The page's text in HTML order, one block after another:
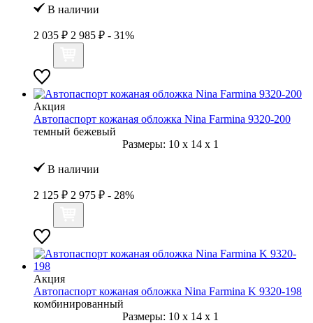
В наличии
2 035 ₽ 2 985 ₽ - 31%
Акция
Автопаспорт кожаная обложка Nina Farmina 9320-200
темный бежевый
Размеры: 10 x 14 x 1
В наличии
2 125 ₽ 2 975 ₽ - 28%
Акция
Автопаспорт кожаная обложка Nina Farmina K 9320-198
комбинированный
Размеры: 10 x 14 x 1